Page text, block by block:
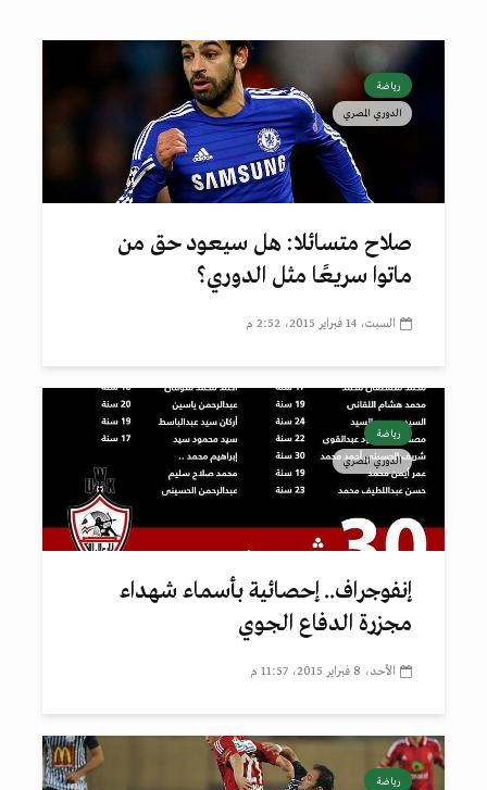
رياضة
الدوري المصري
صلاح متسائلا: هل سيعود حق من
ماتوا سريعًا مثل الدوري؟
السبت، 14 فبراير 2015، 2:52 م
رياضة
الدوري المصري
إنفوجراف.. إحصائية بأسماء شهداء
مجزرة الدفاع الجوي
الأحد، 8 فبراير 2015، 11:57 م
رياضة